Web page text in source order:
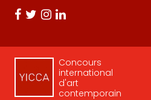
Concours
international
d'art
contemporain